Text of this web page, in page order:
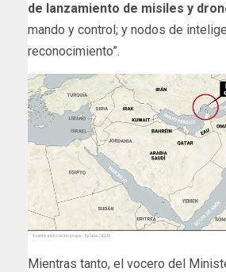
de lanzamiento de misiles y
mando y control; y nodos de
reconocimiento”.
Mientras tanto, el vocero del